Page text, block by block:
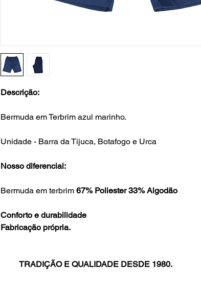
Descrição:
Bermuda em Terbrim azul marinho.
Unidade - Barra da Tijuca, Botafogo e Urca
Nosso diferencial:
Bermuda em terbrim 67% Poliester 33% Algodão
Conforto e durabilidade
Fabricação própria.
TRADIÇÃO E QUALIDADE DESDE 1980.